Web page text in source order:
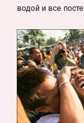
водой и все